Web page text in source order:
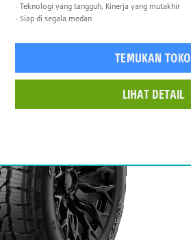
Teknologi yang tangguh, Kinerja yang mutakhir
Siap di segala medan
TEMUKAN TOKO
LIHAT DETAIL